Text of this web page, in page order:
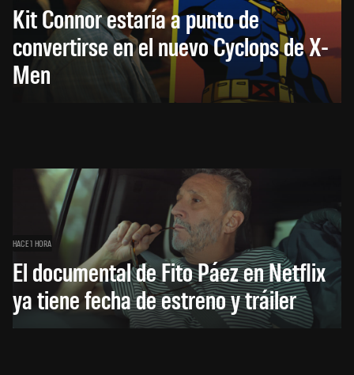
Kit Connor estaría a punto de
convertirse en el nuevo Cyclops de X-
Men
HACE 1 HORA
El documental de Fito Páez en Netflix
ya tiene fecha de estreno y tráiler